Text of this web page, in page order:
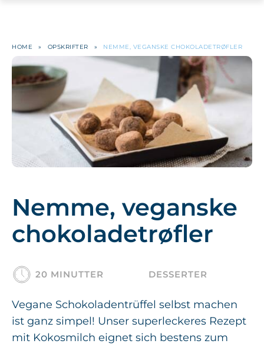
HOME » OPSKRIFTER » NEMME, VEGANSKE CHOKOLADETRØFLER
Nemme, veganske
chokoladetrøfler
20 MINUTTER DESSERTER
Vegane Schokoladentrüffel selbst machen
ist ganz simpel! Unser superleckeres Rezept
mit Kokosmilch eignet sich bestens zum